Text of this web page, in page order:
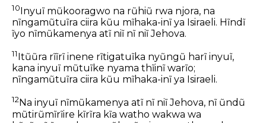
10Inyuĩ mũkooragwo na rũhiũ rwa njora, na
nĩngamũtuĩra ciira kũu mĩhaka-inĩ ya Isiraeli. Hĩndĩ
ĩyo nĩmũkamenya atĩ niĩ nĩ niĩ Jehova.
11 Itũũra rĩĩrĩ inene rĩtigatuĩka nyũngũ harĩ inyuĩ,
kana inyuĩ mũtuĩke nyama thĩinĩ warĩo;
nĩngamũtuĩra ciira kũu mĩhaka-inĩ ya Isiraeli.
12Na inyuĩ nĩmũkamenya atĩ nĩ niĩ Jehova, nĩ ũndũ
mũtirũmĩrĩire kĩrĩra kĩa watho wakwa wa